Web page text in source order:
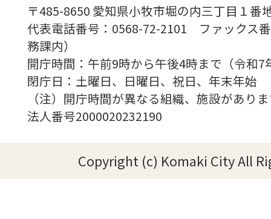
〒485-8650 愛知県小牧市堀の内三丁目１番
代表電話番号：0568-72-2101 ファックス
務課内）
開庁時間：午前9時から午後4時まで（令
閉庁日：土曜日、日曜日、祝日、年末年始
（注）開庁時間が異なる組織、施設があり
法人番号2000020232190
Copyright (c) Komaki City All